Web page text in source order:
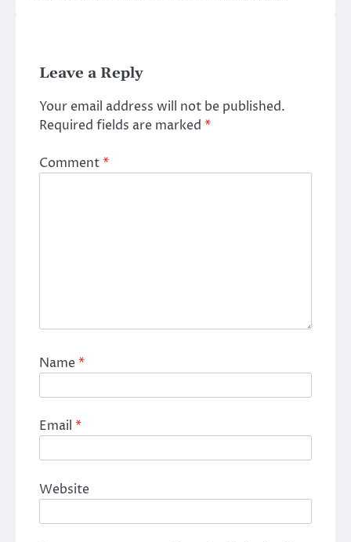
Leave a Reply
Your email address will not be published.
Required fields are marked *
Comment*
Name*
Email *
Website